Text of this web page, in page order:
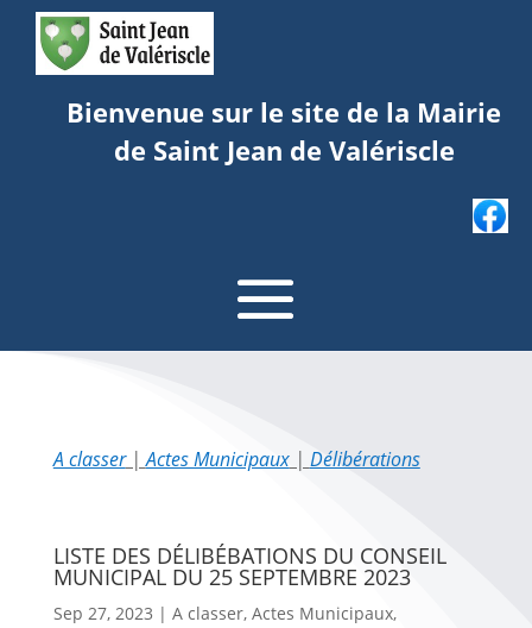
Bienvenue sur le site de la Mairie
de Saint Jean de Valériscle
A classer|Actes Municipaux| Délibérations
LISTE DES DÉLIBÉBATIONS DU CONSEIL
MUNICIPAL DU 25 SEPTEMBRE 2023
Sep 27, 2023 | A classer, Actes Municipaux,